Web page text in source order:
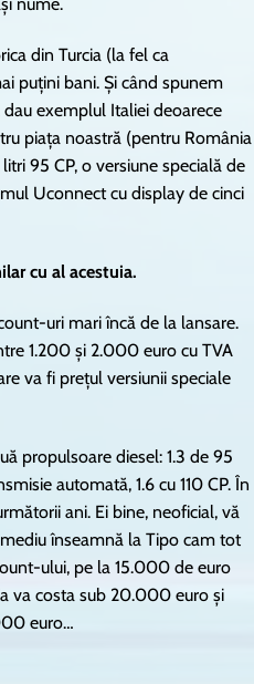
nume.
din Turcia (la fel ca
puțini bani. Și când spunem
dau exemplul Italiei deoarece
piața noastră (pentru România
95 CP, o versiune specială de
Uconnect cu display de cinci
cu al acestuia.
uri mari încă de la lansare.
1.200 și 2.000 euro cu TVA
va fi prețul versiunii speciale
propulsoare diesel: 1.3 de 95
automată, 1.6 cu 110 CP. În
ani. Ei bine, neoficial, vă
înseamnă la Tipo cam tot
ului, pe la 15.000 de euro
va costa sub 20.000 euro și
euro…